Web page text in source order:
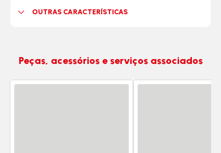
OUTRAS CARACTERÍSTICAS
Peças, acessórios e serviços associados